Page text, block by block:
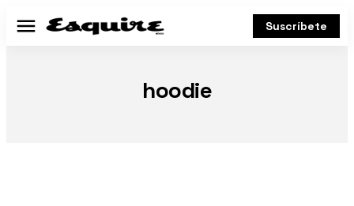
Menú Suscríbete
hoodie